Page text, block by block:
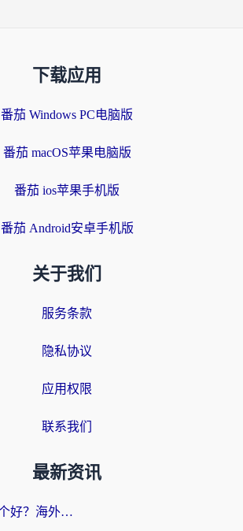
下载应用
番茄 Windows PC电脑版
番茄 macOS苹果电脑版
番茄 ios苹果手机版
番茄 Android安卓手机版
关于我们
服务条款
隐私协议
应用权限
联系我们
最新资讯
雷神手游和sixfast哪个好？海外党亲测3款回国加速器，教你选对不踩坑